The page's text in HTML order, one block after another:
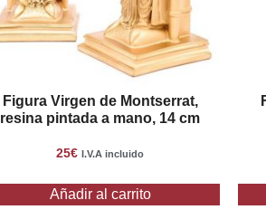
Figura Virgen de Montserrat,
resina pintada a mano, 14 cm
25€ I.V.A incluido
Añadir al carrito